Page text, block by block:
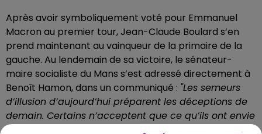
Après avoir symboliquement voté pour Emmanuel
Macron au premier tour, Jean-Claude Boulard s’en
prend maintenant au vainqueur de la primaire de la
gauche. Au lendemain de sa victoire, le sénateur-
maire socialiste du Mans s’est adressé directement à
Benoît Hamon, dans un communiqué : "Les semeurs
d’illusion d’aujourd’hui préparent les déceptions de
demain. Certains n’acceptent que ce qu’ils ont envie
d’entendre et non ce qu’il est possible de faire"